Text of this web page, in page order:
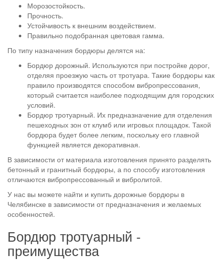
Морозостойкость.
Прочность.
Устойчивость к внешним воздействием.
Правильно подобранная цветовая гамма.
По типу назначения бордюры делятся на:
Бордюр дорожный. Используются при постройке дорог,
отделяя проезжую часть от тротуара. Такие бордюры как
правило производятся способом вибропрессования,
который считается наиболее подходящим для городских
условий.
Бордюр тротуарный. Их предназначение для отделения
пешеходных зон от клумб или игровых площадок. Такой
бордюра будет более легким, поскольку его главной
функцией является декоративная.
В зависимости от материала изготовления принято разделять
бетонный и гранитный бордюры, а по способу изготовления
отличаются вибропрессованный и вибролитой.
У нас вы можете найти и купить дорожные бордюры в
Челябинске в зависимости от предназначения и желаемых
особенностей.
Бордюр тротуарный -
преимущества